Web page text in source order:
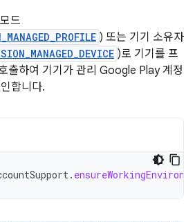
드
) 또는 기기 소유자
)로 기기를 프
출하여 기기가 관리 Google Play 계정
합니다.
.